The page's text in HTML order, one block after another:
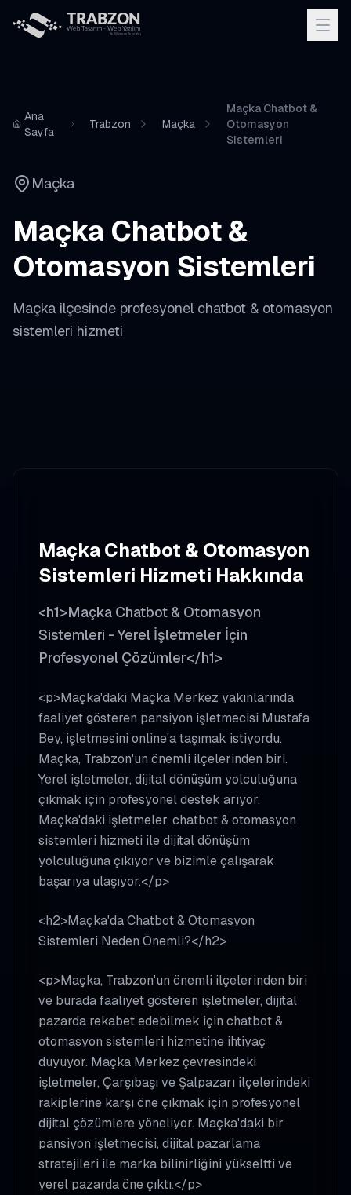
Ana
Sayfa
Trabzon Maçka
Maçka Chatbot &
Otomasyon
Sistemleri
Maçka
Maçka Chatbot &
Otomasyon Sistemleri
Maçka ilçesinde profesyonel chatbot & otomasyon
sistemleri hizmeti
MaçkaChatbot & Otomasyon
Sistemleri Hizmeti Hakkında
<h1>Maçka Chatbot & Otomasyon
Sistemleri - Yerel İşletmeler İçin
Profesyonel Çözümler</h1>
<p>Maçka'daki Maçka Merkez yakınlarında
faaliyet gösteren pansiyon işletmecisi Mustafa
Bey, işletmesini online'a taşımak istiyordu.
Maçka, Trabzon'un önemli ilçelerinden biri.
Yerel işletmeler, dijital dönüşüm yolculuğuna
çıkmak için profesyonel destek arıyor.
Maçka'daki işletmeler, chatbot & otomasyon
sistemleri hizmeti ile dijital dönüşüm
yolculuğuna çıkıyor ve bizimle çalışarak
başarıya ulaşıyor.</p>
<h2>Maçka'da Chatbot & Otomasyon
Sistemleri Neden Önemli?</h2>
<p>Maçka, Trabzon'un önemli ilçelerinden biri
ve burada faaliyet gösteren işletmeler, dijital
pazarda rekabet edebilmek için chatbot &
otomasyon sistemleri hizmetine ihtiyaç
duyuyor. Maçka Merkez çevresindeki
işletmeler, Çarşıbaşı ve Şalpazarı ilçelerindeki
rakiplerine karşı öne çıkmak için profesyonel
dijital çözümlere yöneliyor. Maçka'daki bir
pansiyon işletmecisi, dijital pazarlama
stratejileri ile marka bilinirliğini yükseltti ve
yerel pazarda öne çıktı.</p>